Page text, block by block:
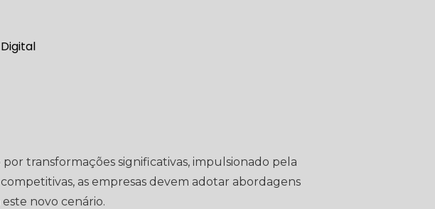
transformações significativas, impulsionado pela
as empresas devem adotar abordagens
novo cenário.